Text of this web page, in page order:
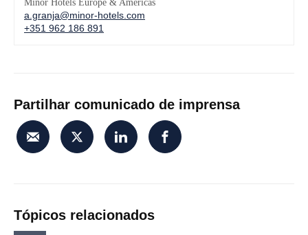
Minor Hotels Europe & Americas
a.granja@minor-hotels.com
+351 962 186 891
Partilhar comunicado de imprensa
Tópicos relacionados